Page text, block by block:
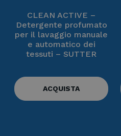
CLEAN ACTIVE –
Detergente profumato
per il lavaggio manuale
e automatico dei
tessuti – SUTTER
ACQUISTA